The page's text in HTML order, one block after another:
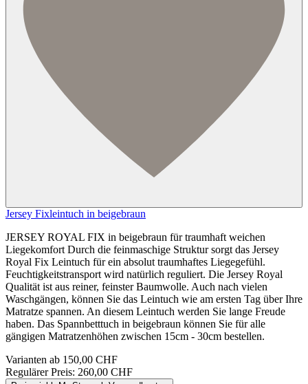
Jersey Fixleintuch in beigebraun
JERSEY ROYAL FIX in beigebraun für traumhaft weichen
Liegekomfort Durch die feinmaschige Struktur sorgt das Jersey
Royal Fix Leintuch für ein absolut traumhaftes Liegegefühl.
Feuchtigkeitstransport wird natürlich reguliert. Die Jersey Royal
Qualität ist aus reiner, feinster Baumwolle. Auch nach vielen
Waschgängen, können Sie das Leintuch wie am ersten Tag über Ihre
Matratze spannen. An diesem Leintuch werden Sie lange Freude
haben. Das Spannbetttuch in beigebraun können Sie für alle
gängigen Matratzenhöhen zwischen 15cm - 30cm bestellen.
Varianten ab 150,00 CHF
Regulärer Preis: 260,00 CHF